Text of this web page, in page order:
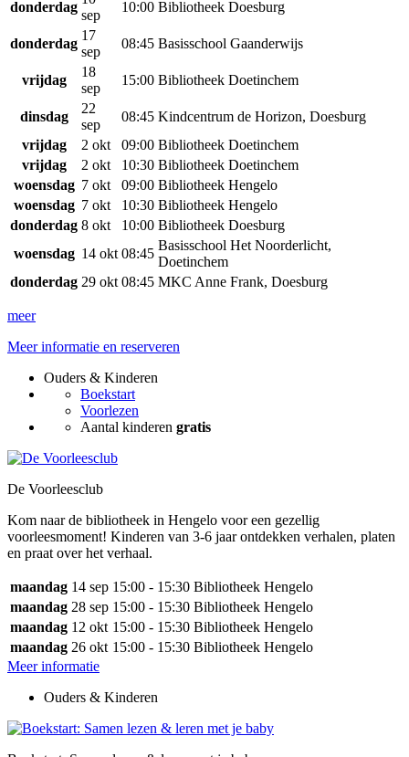
donderdag
sep
10:00 Bibliotheek Doesburg
donderdag
17
sep
08:45 Basisschool Gaanderwijs
vrijdag
18
sep
15:00 Bibliotheek Doetinchem
dinsdag
22
sep
08:45 Kindcentrum de Horizon, Doesburg
vrijdag
2 okt 09:00 Bibliotheek Doetinchem
vrijdag
2 okt 10:30 Bibliotheek Doetinchem
woensdag 7 okt 09:00 Bibliotheek Hengelo
woensdag 7 okt 10:30 Bibliotheek Hengelo
donderdag 8 okt 10:00 Bibliotheek Doesburg
woensdag 14 okt 08:45
Basisschool Het Noorderlicht,
Doetinchem
donderdag 29 okt 08:45 MKC Anne Frank, Doesburg
meer
Meer informatie en reserveren
Ouders & Kinderen
Boekstart
Voorlezen
Aantal kinderen gratis
De Voorleesclub
Kom naar de bibliotheek in Hengelo voor een gezellig
voorleesmoment! Kinderen van 3-6 jaar ontdekken verhalen, platen
en praat over het verhaal.
maandag 14 sep 15:00 - 15:30 Bibliotheek Hengelo
maandag 28 sep 15:00 - 15:30 Bibliotheek Hengelo
maandag 12 okt 15:00 - 15:30 Bibliotheek Hengelo
maandag 26 okt 15:00 - 15:30 Bibliotheek Hengelo
Meer informatie
Ouders & Kinderen